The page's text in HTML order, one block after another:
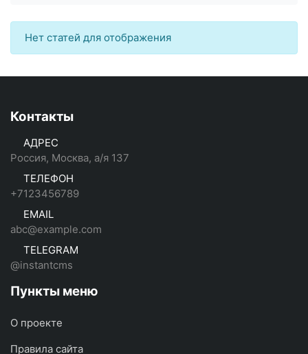
Нет статей для отображения
Контакты
АДРЕС
Россия, Москва, а/я 137
ТЕЛЕФОН
+7123456789
EMAIL
abc@example.com
TELEGRAM
@instantcms
Пункты меню
О проекте
Правила сайта